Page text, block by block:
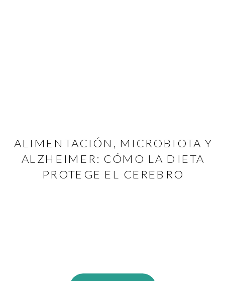
ALIMENTACIÓN, MICROBIOTA Y
ALZHEIMER: CÓMO LA DIETA
PROTEGE EL CEREBRO